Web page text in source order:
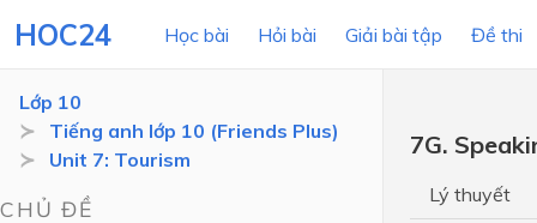
HOC24 Học bài Hỏi bài Giải bài tập Đề thi
Lớp 10
Tiếng anh lớp 10 (Friends Plus)
Unit 7: Tourism
CHỦ ĐỀ
7G.
Lý thuyết